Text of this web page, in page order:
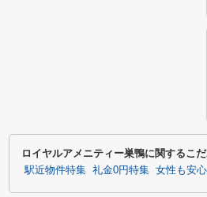
ロイヤルアメニティー巣鴨に関するこ
駅近物件特集 礼金0円特集 女性も安